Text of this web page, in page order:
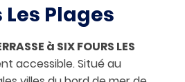
Les Plages
à SIX FOURS LES
accessible. Situé au